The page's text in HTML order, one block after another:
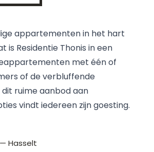
appartementen in het hart
is Residentie Thonis in een
met één of
of de verbluffende
ruime aanbod aan
vindt iedereen zijn goesting.
Hasselt